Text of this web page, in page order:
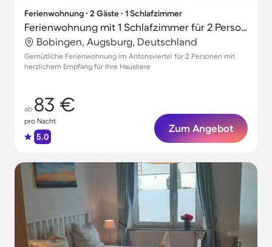
Ferienwohnung ∙ 2 Gäste ∙ 1 Schlafzimmer
Ferienwohnung mit 1 Schlafzimmer für 2 Personen
Bobingen, Augsburg, Deutschland
Gemütliche Ferienwohnung im Antonsviertel für 2 Personen mit
herzlichem Empfang für Ihre Haustiere
ab 83 €
pro Nacht
5.0
Zum Angebot